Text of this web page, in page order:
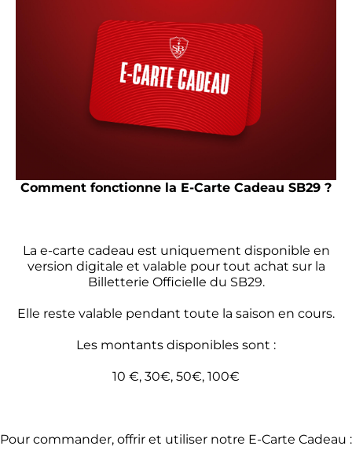
Comment fonctionne la E-Carte Cadeau SB29 ?
La e-carte cadeau est uniquement disponible en
version digitale et valable pour tout achat sur la
Billetterie Officielle du SB29.
Elle reste valable pendant toute la saison en cours.
Les montants disponibles sont :
10 €, 30€, 50€, 100€
Pour commander, offrir et utiliser notre E-Carte Cadeau :